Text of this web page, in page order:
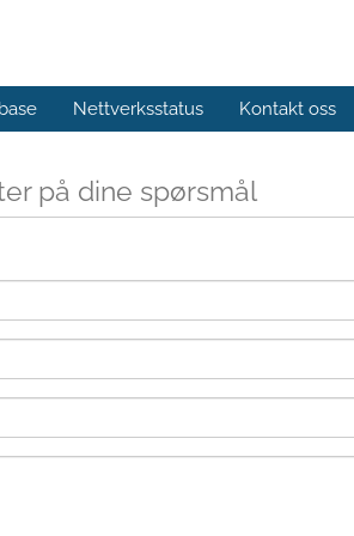
Nettverksstatus Kontakt oss
på dine spørsmål